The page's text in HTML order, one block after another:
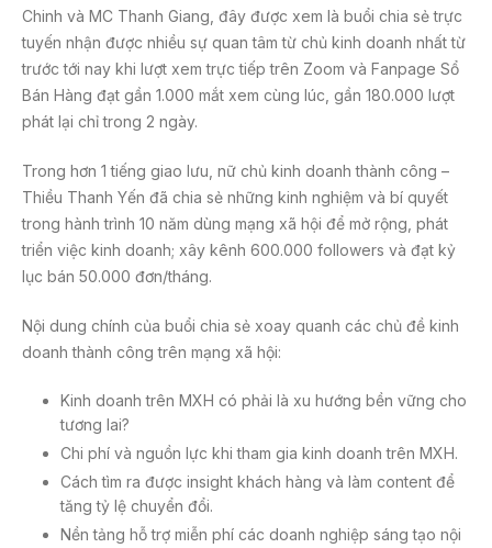
Chinh và MC Thanh Giang, đây được xem là buổi chia sẻ trực
tuyến nhận được nhiều sự quan tâm từ chủ kinh doanh nhất từ
trước tới nay khi lượt xem trực tiếp trên Zoom và Fanpage Sổ
Bán Hàng đạt gần 1.000 mắt xem cùng lúc, gần 180.000 lượt
phát lại chỉ trong 2 ngày.
Trong hơn 1 tiếng giao lưu, nữ chủ kinh doanh thành công –
Thiều Thanh Yến đã chia sẻ những kinh nghiệm và bí quyết
trong hành trình 10 năm dùng mạng xã hội để mở rộng, phát
triển việc kinh doanh; xây kênh 600.000 followers và đạt kỷ
lục bán 50.000 đơn/tháng.
Nội dung chính của buổi chia sẻ xoay quanh các chủ đề kinh
doanh thành công trên mạng xã hội:
Kinh doanh trên MXH có phải là xu hướng bền vững cho
tương lai?
Chi phí và nguồn lực khi tham gia kinh doanh trên MXH.
Cách tìm ra được insight khách hàng và làm content để
tăng tỷ lệ chuyển đổi.
Nền tảng hỗ trợ miễn phí các doanh nghiệp sáng tạo nội